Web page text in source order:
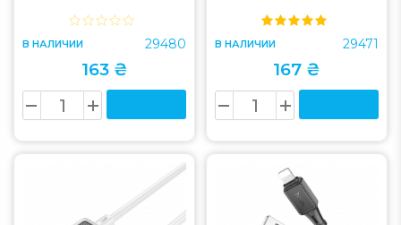
В НАЛИЧИИ 29480
163 ₴
В НАЛИЧИИ 29471
167 ₴